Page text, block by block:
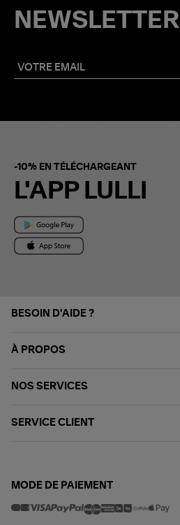
NEWSLETTER
-10% EN TÉLÉCHARGEANT
L'APP LULLI
BESOIN D'AIDE ?
À PROPOS
NOS SERVICES
SERVICE CLIENT
MODE DE PAIEMENT